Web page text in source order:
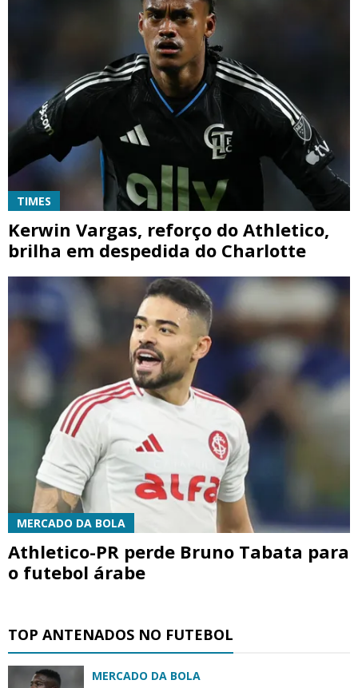
TIMES
Kerwin Vargas, reforço do Athletico,
brilha em despedida do Charlotte
MERCADO DA BOLA
Athletico-PR perde Bruno Tabata para
o futebol árabe
TOP ANTENADOS NO FUTEBOL
MERCADO DA BOLA